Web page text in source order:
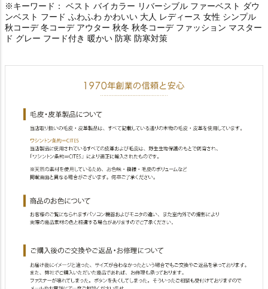
※キーワード： ベスト バイカラー リバーシブル ファーベスト ダウ
ンベスト フード ふわふわ かわいい 大人 レディース 女性 シンプル
秋コーデ 冬コーデ アウター 秋冬 秋冬コーデ ファッション マスター
ド グレー フード付き 暖かい 防寒 防寒対策